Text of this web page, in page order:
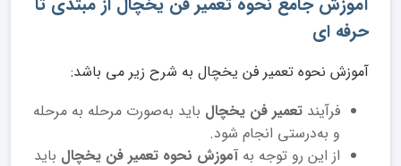
آموزش جامع نحوه تعمیر فن یخچال از مبتدی تا
حرفه ای
آموزش نحوه تعمیر فن یخچال به شرح زیر می باشد:
فرآیند تعمیر فن یخچال باید به‌صورت مرحله به مرحله
و به‌درستی انجام شود.
از این رو توجه به آموزش نحوه تعمیر فن یخچال باید